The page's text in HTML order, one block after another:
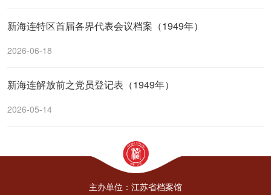
新海连特区首届各界代表会议档案（1949年）
2026-06-18
新海连解放前之党员登记表（1949年）
2026-05-14
主办单位：江苏省档案馆